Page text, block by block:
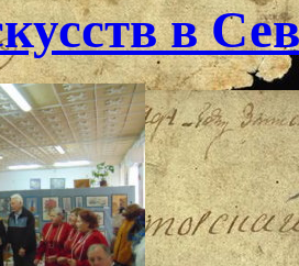
в